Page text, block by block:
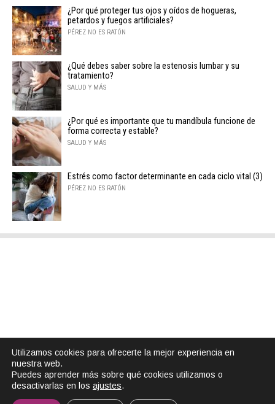
¿Por qué proteger tus ojos y oídos de hogueras,
petardos y fuegos artificiales?
PÉREZ NO ES RATÓN
¿Qué debes saber sobre la estenosis lumbar y su
tratamiento?
SALUD Y MÁS
¿Por qué es importante que tu mandíbula funcione de
forma correcta y estable?
SALUD Y MÁS
Estrés como factor determinante en cada ciclo vital (3)
PÉREZ NO ES RATÓN
Utilizamos cookies para ofrecerte la mejor experiencia en
nuestra web.
Puedes aprender más sobre qué cookies utilizamos o
desactivarlas en los ajustes.